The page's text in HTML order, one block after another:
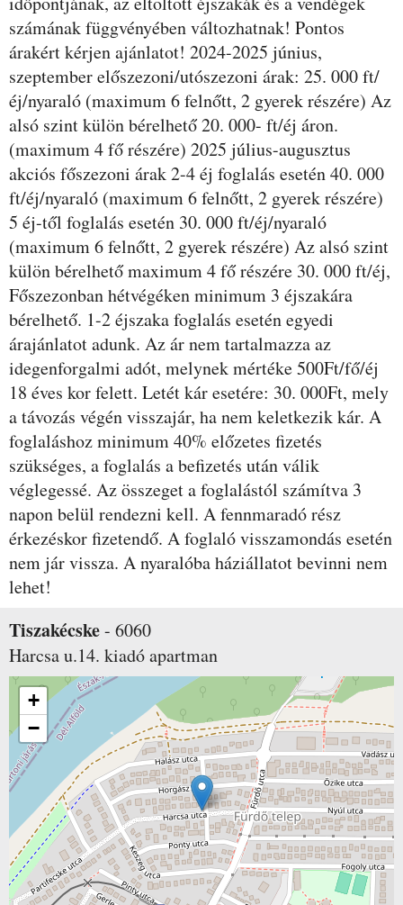
számának függvényében változhatnak! Pontos
árakért kérjen ajánlatot! 2024-2025 június,
szeptember előszezoni/utószezoni árak: 25. 000 ft/
éj/nyaraló (maximum 6 felnőtt, 2 gyerek részére) Az
alsó szint külön bérelhető 20. 000- ft/éj áron.
(maximum 4 fő részére) 2025 július-augusztus
akciós főszezoni árak 2-4 éj foglalás esetén 40. 000
ft/éj/nyaraló (maximum 6 felnőtt, 2 gyerek részére)
5 éj-től foglalás esetén 30. 000 ft/éj/nyaraló
(maximum 6 felnőtt, 2 gyerek részére) Az alsó szint
külön bérelhető maximum 4 fő részére 30. 000 ft/éj,
Főszezonban hétvégéken minimum 3 éjszakára
bérelhető. 1-2 éjszaka foglalás esetén egyedi
árajánlatot adunk. Az ár nem tartalmazza az
idegenforgalmi adót, melynek mértéke 500Ft/fő/éj
18 éves kor felett. Letét kár esetére: 30. 000Ft, mely
a távozás végén visszajár, ha nem keletkezik kár. A
foglaláshoz minimum 40% előzetes fizetés
szükséges, a foglalás a befizetés után válik
véglegessé. Az összeget a foglalástól számítva 3
napon belül rendezni kell. A fennmaradó rész
érkezéskor fizetendő. A foglaló visszamondás esetén
nem jár vissza. A nyaralóba háziállatot bevinni nem
lehet!
Tiszakécske- 6060
Harcsa u.14. kiadó apartman
+
−